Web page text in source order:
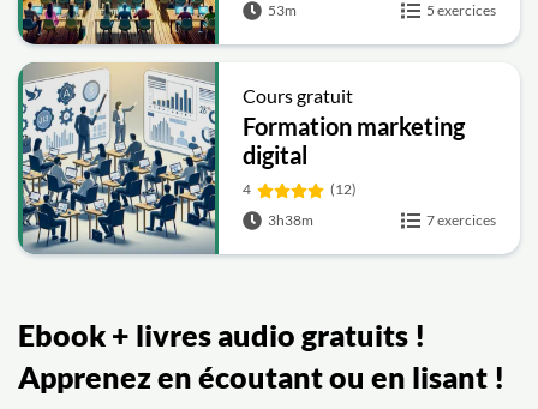
53m
5 exercices
Cours gratuit
Formation marketing
digital
4
(12)
3h38m
7 exercices
Ebook + livres audio gratuits !
Apprenez en écoutant ou en lisant !